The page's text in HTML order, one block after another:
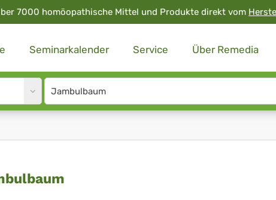
7000 homöopathische Mittel und Produkte direkt vom
Seminarkalender Service Über Remedia
Site
search